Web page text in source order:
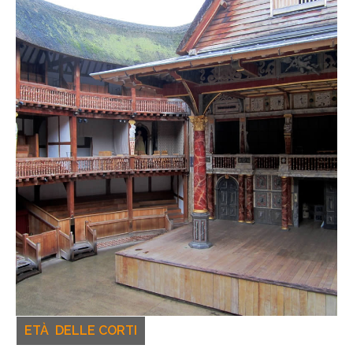
ETÀ DELLE CORTI